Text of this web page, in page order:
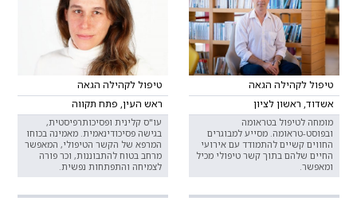
טיפול לקהילה הגאה
אשדוד, ראשון לציון
מומחה לטיפול בטראומה
ובפוסט-טראומה. מסייע למבוגרים
החווים קשיים להתמודד עם אירועי
החיים שלהם בתוך קשר טיפולי מכיל
ומאפשר.
טיפול לקהילה הגאה
ראש העין, פתח תקווה
עו"ס קלינית ופסיכותרפיסטית,
בגישה פסיכודינאמית. מאמינה בכוחו
המרפא של הקשר הטיפולי, המאפשר
מרחב בטוח להתבוננות, וכר פורה
לצמיחה והתפתחות נפשית.